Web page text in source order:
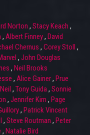
Norton , Stacy Keach ,
, Albert Finney, David
Chernus , Corey Stoll ,
, John Douglas
, Neil Brooks
, Alice Gainer, Prue
, Tony Guida, Sonnie
, Jennifer Kim , Page
, Patrick Vincent
, Steve Routman , Peter
, Natalie Bird